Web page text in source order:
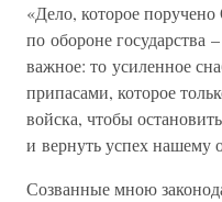
«Дело, которое
по обороне государства
важное: то усиленное
припасами, которое
войска, чтобы
и вернуть успех нашему
Созванные мною